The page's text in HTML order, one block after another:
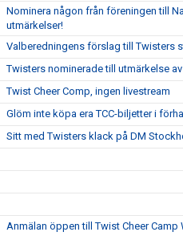
Nominera någon från föreningen till
utmärkelser!
Valberedningens förslag till Twisters
Twisters nominerade till utmärkelse
Twist Cheer Comp, ingen livestream
Glöm inte köpa era TCC-biljetter i
Sitt med Twisters klack på DM
Anmälan öppen till Twist Cheer Camp